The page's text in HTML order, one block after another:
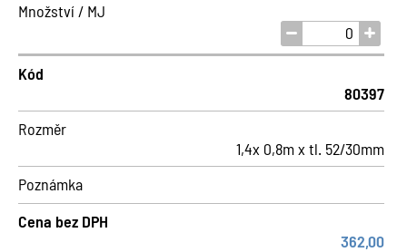
Množství / MJ
Kód
80397
Rozměr
1,4x 0,8m x tl. 52/30mm
Poznámka
Cena bez DPH
362,00